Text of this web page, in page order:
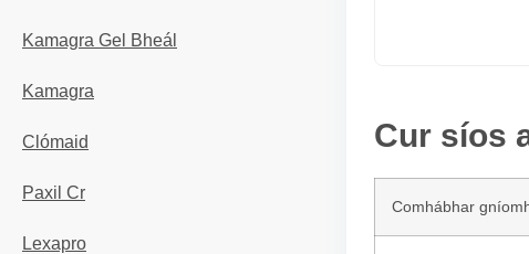
Kamagra Gel Bheál
Kamagra
Clómaid
Paxil Cr
Lexapro
Cur síos
Comhábhar